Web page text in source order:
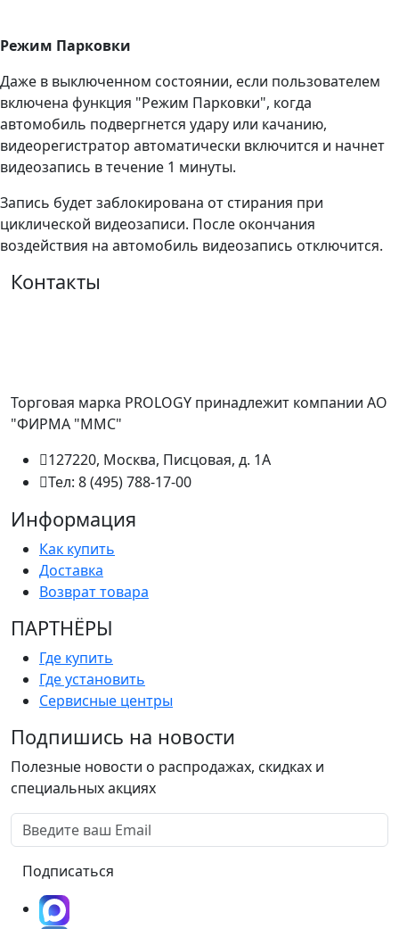
Режим Парковки
Даже в выключенном состоянии, если пользователем
включена функция "Режим Парковки", когда
автомобиль подвергнется удару или качанию,
видеорегистратор автоматически включится и начнет
видеозапись в течение 1 минуты.
Запись будет заблокирована от стирания при
циклической видеозаписи. После окончания
воздействия на автомобиль видеозапись отключится.
Контакты
Торговая марка PROLOGY принадлежит компании АО
"ФИРМА "ММС"
127220, Москва, Писцовая, д. 1А
Тел: 8 (495) 788-17-00
Информация
Как купить
Доставка
Возврат товара
ПАРТНËРЫ
Где купить
Где установить
Сервисные центры
Подпишись на новости
Полезные новости о распродажах, скидках и
специальных акциях
Подписаться